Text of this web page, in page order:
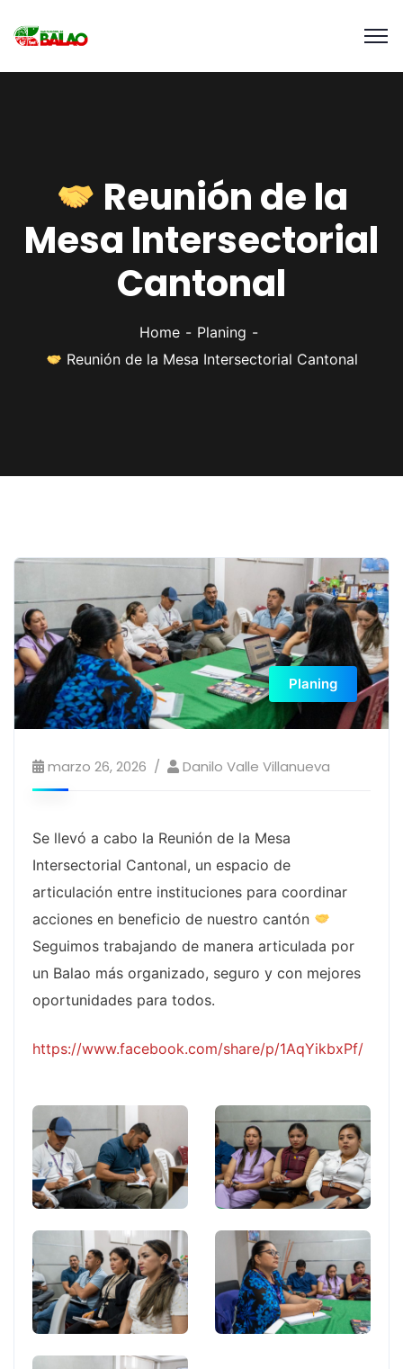
Reunión de la
Mesa Intersectorial
Cantonal
Home
Planing
Reunión de la Mesa Intersectorial Cantonal
Planing
marzo 26, 2026 Danilo Valle Villanueva
Se llevó a cabo la Reunión de la Mesa
Intersectorial Cantonal, un espacio de
articulación entre instituciones para coordinar
acciones en beneficio de nuestro cantón
Seguimos trabajando de manera articulada por
un Balao más organizado, seguro y con mejores
oportunidades para todos.
https://www.facebook.com/share/p/1AqYikbxPf/